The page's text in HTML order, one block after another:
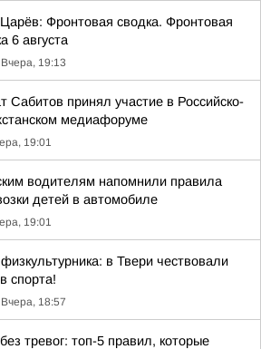
Фронтовая сводка. Фронтовая
6 августа
Вчера, 19:13
Сабитов принял участие в Российско-
медиафоруме
19:01
водителям напомнили правила
детей в автомобиле
19:01
в Твери чествовали
спорта!
Вчера, 18:57
тревог: топ-5 правил, которые